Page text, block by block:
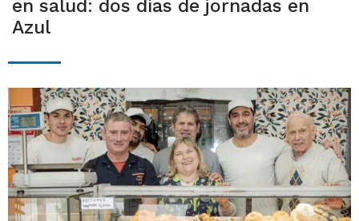
en salud: dos días de jornadas en
Azul